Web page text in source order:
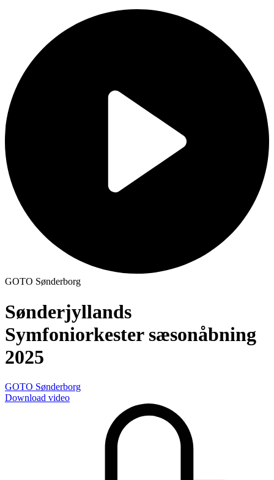
GOTO Sønderborg
Sønderjyllands
Symfoniorkester sæsonåbning
2025
GOTO Sønderborg
Download video